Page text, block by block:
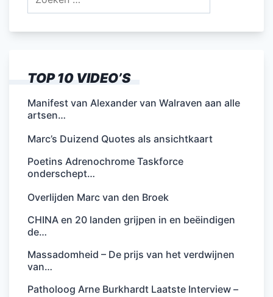
TOP 10 VIDEO’S
Manifest van Alexander van Walraven aan alle
artsen…
Marc’s Duizend Quotes als ansichtkaart
Poetins Adrenochrome Taskforce
onderschept…
Overlijden Marc van den Broek
CHINA en 20 landen grijpen in en beëindigen
de…
Massadomheid – De prijs van het verdwijnen
van…
Patholoog Arne Burkhardt Laatste Interview –